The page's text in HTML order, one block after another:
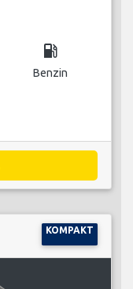
local_gas_station
Benzin
KOMPAKT